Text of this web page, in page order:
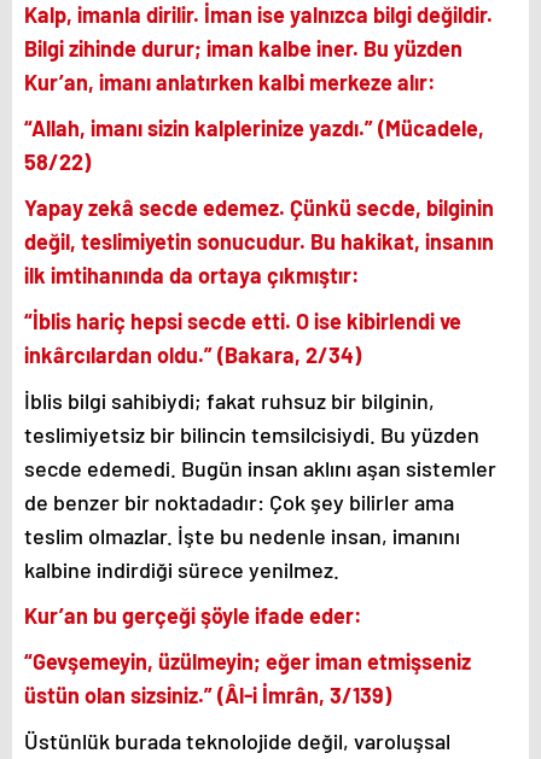
Kalp, imanla dirilir. İman ise yalnızca bilgi değildir.
Bilgi zihinde durur; iman kalbe iner. Bu yüzden
Kur’an, imanı anlatırken kalbi merkeze alır:
“Allah, imanı sizin kalplerinize yazdı.” (Mücadele,
58/22)
Yapay zekâ secde edemez. Çünkü secde, bilginin
değil, teslimiyetin sonucudur. Bu hakikat, insanın
ilk imtihanında da ortaya çıkmıştır:
“İblis hariç hepsi secde etti. O ise kibirlendi ve
inkârcılardan oldu.” (Bakara, 2/34)
İblis bilgi sahibiydi; fakat ruhsuz bir bilginin,
teslimiyetsiz bir bilincin temsilcisiydi. Bu yüzden
secde edemedi. Bugün insan aklını aşan sistemler
de benzer bir noktadadır: Çok şey bilirler ama
teslim olmazlar. İşte bu nedenle insan, imanını
kalbine indirdiği sürece yenilmez.
Kur’an bu gerçeği şöyle ifade eder:
“Gevşemeyin, üzülmeyin; eğer iman etmişseniz
üstün olan sizsiniz.” (Âl-i İmrân, 3/139)
Üstünlük burada teknolojide değil, varoluşsal